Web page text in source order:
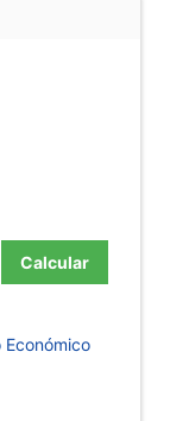
Calcular
Económico